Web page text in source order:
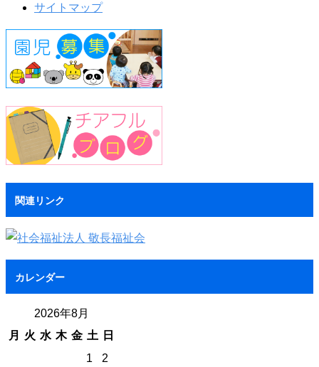
サイトマップ
関連リンク
カレンダー
2026年8月
月
火 水 木 金 土 日
1
2